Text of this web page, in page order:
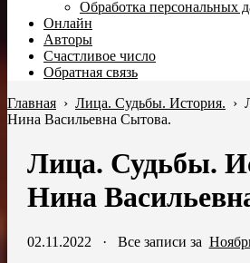
Обработка персональных
Онлайн
Авторы
Счастливое число
Обратная связь
Главная › Лица. Судьбы. История. ›
Нина Васильевна Сытова.
Лица. Судьбы.
Нина
02.11.2022 · Все записи за